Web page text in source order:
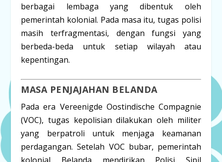
berbagai lembaga yang dibentuk oleh
pemerintah kolonial. Pada masa itu, tugas polisi
masih terfragmentasi, dengan fungsi yang
berbeda-beda untuk setiap wilayah atau
kepentingan.
MASA PENJAJAHAN BELANDA
Pada era Vereenigde Oostindische Compagnie
(VOC), tugas kepolisian dilakukan oleh militer
yang berpatroli untuk menjaga keamanan
perdagangan. Setelah VOC bubar, pemerintah